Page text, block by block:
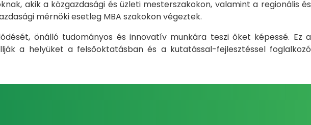
akik a közgazdasági és üzleti mesterszakokon, valamint a regionális és
mérnöki esetleg MBA szakokon végeztek.
önálló tudományos és innovatív munkára teszi őket képessé. Ez a
a helyüket a felsőoktatásban és a kutatással-fejlesztéssel foglalkozó